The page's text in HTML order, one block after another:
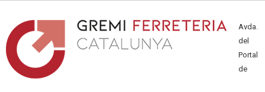
Avda.
del
Portal
de